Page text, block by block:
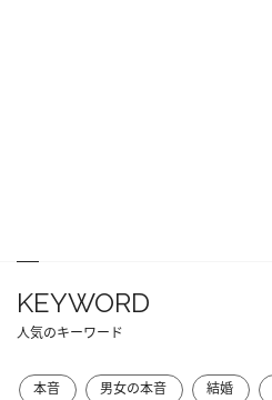
KEYWORD
人気のキーワード
本音 男女の本音 結婚